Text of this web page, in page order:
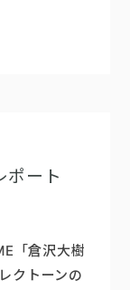
ポート
「倉沢大樹
クトーンの